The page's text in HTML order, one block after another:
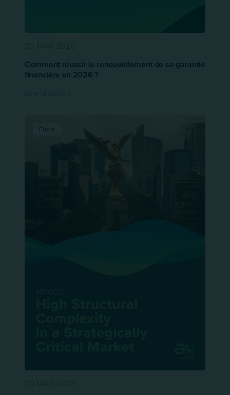
Comment réussir le renouvellement de sa garantie
financière en 2026 ?
Étude